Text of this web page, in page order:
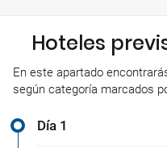
Hoteles
En este apartado
según categoría marcados
Día 1